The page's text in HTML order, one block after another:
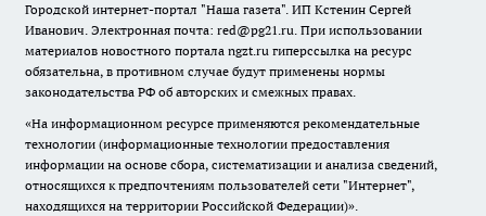
Городской интернет-портал "Наша газета". ИП Кстенин Сергей
Иванович. Электронная почта: red@pg21.ru. При использовании
материалов новостного портала ngzt.ru гиперссылка на ресурс
обязательна, в противном случае будут применены нормы
законодательства РФ об авторских и смежных правах.
«На информационном ресурсе применяются рекомендательные
технологии (информационные технологии предоставления
информации на основе сбора, систематизации и анализа сведений,
относящихся к предпочтениям пользователей сети "Интернет",
находящихся на территории Российской Федерации)».